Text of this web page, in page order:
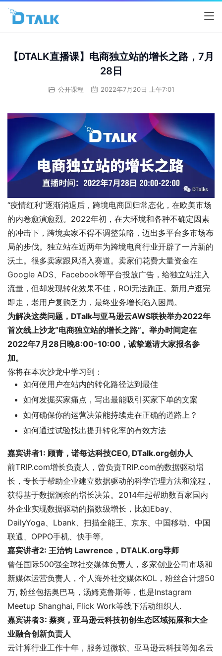
【DTALK直播课】电商独立站的增长之路，7月
28日
公开课程 2022年7月20日 上午7:01
“疫情红利”逐渐消退后，跨境电商回归常态化，在欧美市场
的内卷愈演愈烈。2022年初，在大环境和各种不确定因素
的冲击下，跨境卖家不得不调整策略，迈出多平台多市场布
局的步伐。独立站在近两年为跨境电商行业开辟了一片新的
沃土。很多卖家跟风涌入赛道。卖家们花费大量资金在
Google ADS、Facebook等平台投放广告，给独立站注入
流量，但却发现转化效果不佳，ROI无法跑正。新用户逛完
即走，老用户复购乏力，最终业务增长陷入困局。
为解决这类问题，DTalk与亚马逊云AWS联袂举办2022年
首次线上沙龙“电商独立站的增长之路”。举办时间定在
2022年7月28日晚8:00-10:00，诚挚邀请大家报名参
加。
你将在本次沙龙中学习到：
如何使用户在站内的转化路径达到最佳
如何发掘买家痛点，写出最能吸引买家下单的文案
如何确保你的运营决策能持续走在正确的道路上？
如何通过试验找出提升转化率的有效方法
嘉宾讲者1: 顾青，诺每达科技CEO, DTalk.org创办人
前TRIP.com增长负责人，曾负责TRIP.com的数据驱动增
长，专长于帮助企业建立数据驱动的科学管理方法和流程，
获得基于数据洞察的增长决策。2014年起帮助数百家国内
外企业实现数据驱动的指数级增长，比如Ebay、
DailyYoga、Lbank、扫描全能王、京东、中国移动、中国
联通、OPPO手机、快手等。
嘉宾讲者2: 王治钧 Lawrence，DTALK.org导师
曾任国际500强全球社交媒体负责人，多家创业公司市场和
新媒体运营负责人，个人海外社交媒体KOL，粉丝合计超50
万, 粉丝包括奥巴马，汤姆克鲁斯等，也是Instagram
Meetup Shanghai, Flick Work等线下活动组织人.
嘉宾讲者3: 蔡爽，亚马逊云科技初创生态区域拓展和大企
业融合创新负责人
云计算行业工作十年，服务过微软、亚马逊云科技等知名云